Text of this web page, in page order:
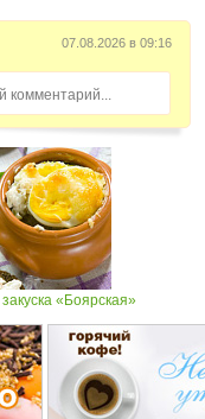
07.08.2026 в 09:16
комментарий...
«Боярская»